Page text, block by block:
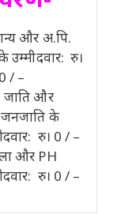
और अ.पि.
उम्मीदवार: रु।
/ –
और
के
रु। 0 / –
और PH
रु। 0 / –